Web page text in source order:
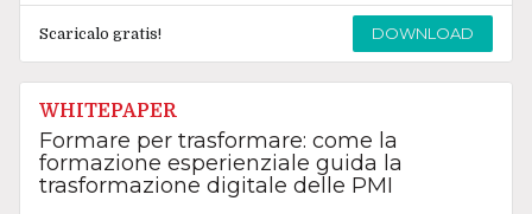
Scaricalo gratis! DOWNLOAD
WHITEPAPER
Formare per trasformare: come la
formazione esperienziale guida la
trasformazione digitale delle PMI